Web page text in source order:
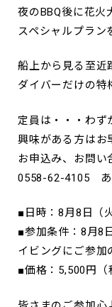
夜のBBQ後に花火
スペシャルプラン
船上から見る至近
ダイバーだけの特
定員は・・・わず
興味がある方はお
お申込み、お問い
0558-62-4105 あ
■日時：8月8日（
■参加条件：8月8
イビングにご参
■価格：5,500円（